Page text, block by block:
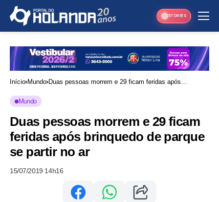
STORIES
Início Mundo Duas pessoas morrem e 29 ficam feridas após
Mundo
Duas pessoas morrem e 29 ficam
feridas após brinquedo de parque
se partir no ar
15/07/2019 14h16